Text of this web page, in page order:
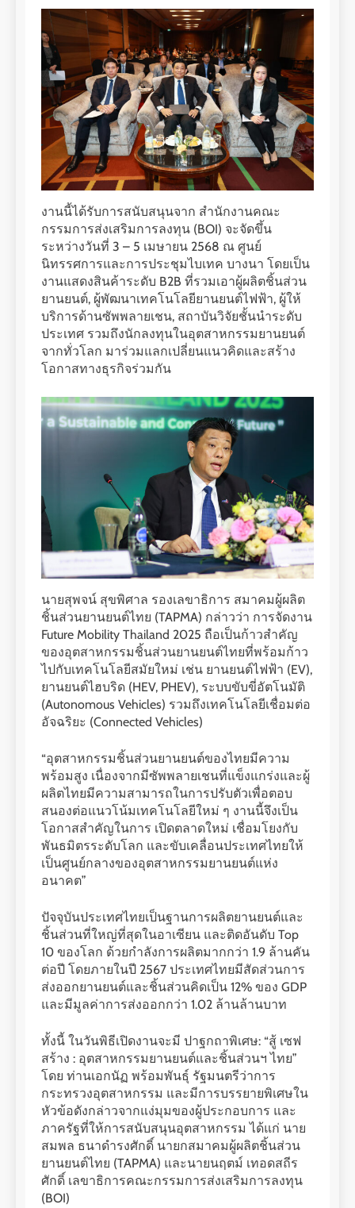
งานนี้ได้รับการสนับสนุนจาก สำนักงานคณะ
กรรมการส่งเสริมการลงทุน (BOI) จะจัดขึ้น
ระหว่างวันที่ 3 – 5 เมษายน 2568 ณ ศูนย์
นิทรรศการและการประชุมไบเทค บางนา โดยเป็น
งานแสดงสินค้าระดับ B2B ที่รวมเอาผู้ผลิตชิ้นส่วน
ยานยนต์, ผู้พัฒนาเทคโนโลยียานยนต์ไฟฟ้า, ผู้ให้
บริการด้านซัพพลายเชน, สถาบันวิจัยชั้นนำระดับ
ประเทศ รวมถึงนักลงทุนในอุตสาหกรรมยานยนต์
จากทั่วโลก มาร่วมแลกเปลี่ยนแนวคิดและสร้าง
โอกาสทางธุรกิจร่วมกัน
นายสุพจน์ สุขพิศาล รองเลขาธิการ สมาคมผู้ผลิต
ชิ้นส่วนยานยนต์ไทย (TAPMA) กล่าวว่า การจัดงาน
Future Mobility Thailand 2025 ถือเป็นก้าวสำคัญ
ของอุตสาหกรรมชิ้นส่วนยานยนต์ไทยที่พร้อมก้าว
ไปกับเทคโนโลยีสมัยใหม่ เช่น ยานยนต์ไฟฟ้า (EV),
ยานยนต์ไฮบริด (HEV, PHEV), ระบบขับขี่อัตโนมัติ
(Autonomous Vehicles) รวมถึงเทคโนโลยีเชื่อมต่อ
อัจฉริยะ (Connected Vehicles)
“อุตสาหกรรมชิ้นส่วนยานยนต์ของไทยมีความ
พร้อมสูง เนื่องจากมีซัพพลายเชนที่แข็งแกร่งและผู้
ผลิตไทยมีความสามารถในการปรับตัวเพื่อตอบ
สนองต่อแนวโน้มเทคโนโลยีใหม่ ๆ งานนี้จึงเป็น
โอกาสสำคัญในการ เปิดตลาดใหม่ เชื่อมโยงกับ
พันธมิตรระดับโลก และขับเคลื่อนประเทศไทยให้
เป็นศูนย์กลางของอุตสาหกรรมยานยนต์แห่ง
อนาคต”
ปัจจุบันประเทศไทยเป็นฐานการผลิตยานยนต์และ
ชิ้นส่วนที่ใหญ่ที่สุดในอาเซียน และติดอันดับ Top
10 ของโลก ด้วยกำลังการผลิตมากกว่า 1.9 ล้านคัน
ต่อปี โดยภายในปี 2567 ประเทศไทยมีสัดส่วนการ
ส่งออกยานยนต์และชิ้นส่วนคิดเป็น 12% ของ GDP
และมีมูลค่าการส่งออกกว่า 1.02 ล้านล้านบาท
ทั้งนี้ ในวันพิธีเปิดงานจะมี ปาฐกถาพิเศษ: “สู้ เซฟ
สร้าง : อุตสาหกรรมยานยนต์และชิ้นส่วนฯ ไทย”
โดย ท่านเอกนัฏ พร้อมพันธุ์ รัฐมนตรีว่าการ
กระทรวงอุตสาหกรรม และมีการบรรยายพิเศษใน
หัวข้อดังกล่าวจากแง่มุมของผู้ประกอบการ และ
ภาครัฐที่ให้การสนับสนุนอุตสาหกรรม ได้แก่ นาย
สมพล ธนาดำรงศักดิ์ นายกสมาคมผู้ผลิตชิ้นส่วน
ยานยนต์ไทย (TAPMA) และนายนฤตม์ เทอดสถีร
ศักดิ์ เลขาธิการคณะกรรมการส่งเสริมการลงทุน
(BOI)